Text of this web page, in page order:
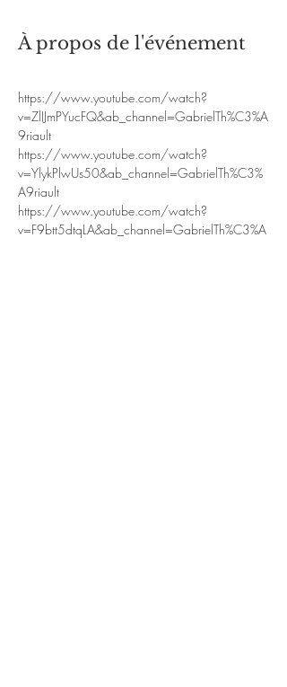
À propos de l'événement
https://www.youtube.com/watch?
v=ZlIJmPYucFQ&ab_channel=GabrielTh%C3%A
9riault
https://www.youtube.com/watch?
v=YlykPlwUs50&ab_channel=GabrielTh%C3%
A9riault
https://www.youtube.com/watch?
v=F9btt5dtqLA&ab_channel=GabrielTh%C3%A